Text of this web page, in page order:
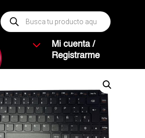
Búsqueda
de
productos
3
Mi cuenta /
Registrarme